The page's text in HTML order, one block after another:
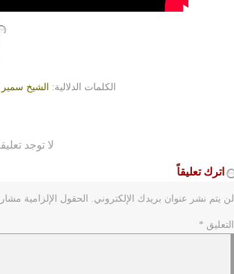
الكلمات الدلالية: الشيخ
لا توجد
اترك تعليقاً
لن يتم نشر عنوان بريدك الإلكتروني. الحقول الإلزامية مشار
التعليق *